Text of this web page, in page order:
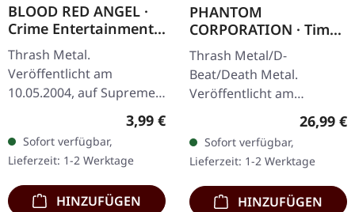
BLOOD RED ANGEL ·
Crime Entertainment |
CD
Thrash Metal.
Veröffentlicht am
10.05.2004, auf Supreme
Chaos Records. CD im
Jewelcase mit Booklet.
Das dritte Album der
Rhine Area Thrasher
bietet…
Regulärer Preis:
3,99 €
Sofort verfügbar,
Lieferzeit: 1-2 Werktage
HINZUFÜGEN
PHANTOM
CORPORATION · Time
And Tide | ORANGE
MARBLED LP
Thrash Metal/D-
Beat/Death Metal.
Veröffentlicht am
12.12.2025, auf Supreme
Chaos Records. Orange
marmoriertes Vinyl mit
Insert. Limitiert auf 150…
26,99 €
Sofort verfügbar,
Lieferzeit: 1-2 Werktage
HINZUFÜGEN